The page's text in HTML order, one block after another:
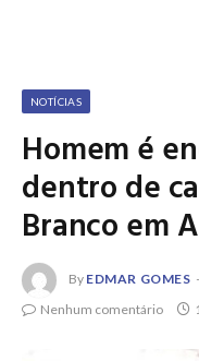
NOTÍCIAS
Homem é
dentro de
Branco em
By EDMAR GOMES
Nenhum comentário